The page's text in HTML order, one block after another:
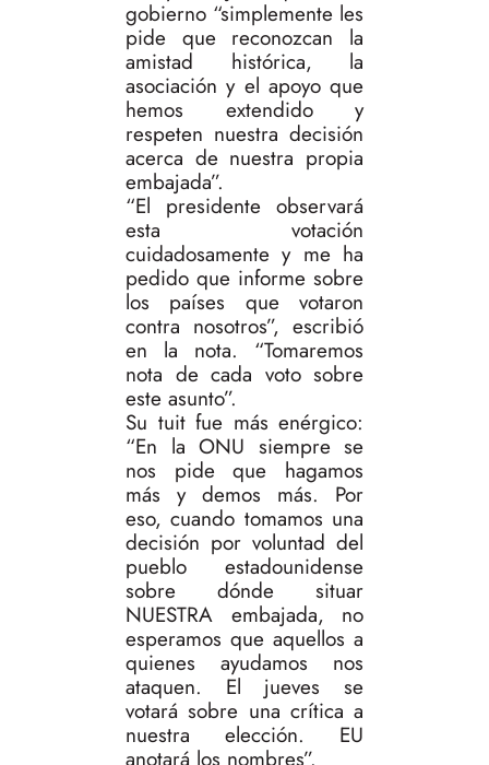
gobierno “simplemente les
pide que reconozcan la
amistad histórica, la
asociación y el apoyo que
hemos extendido y
respeten nuestra decisión
acerca de nuestra propia
embajada”.
“El presidente observará
esta votación
cuidadosamente y me ha
pedido que informe sobre
los países que votaron
contra nosotros”, escribió
en la nota. “Tomaremos
nota de cada voto sobre
este asunto”.
Su tuit fue más enérgico:
“En la ONU siempre se
nos pide que hagamos
más y demos más. Por
eso, cuando tomamos una
decisión por voluntad del
pueblo estadounidense
sobre dónde situar
NUESTRA embajada, no
esperamos que aquellos a
quienes ayudamos nos
ataquen. El jueves se
votará sobre una crítica a
nuestra elección. EU